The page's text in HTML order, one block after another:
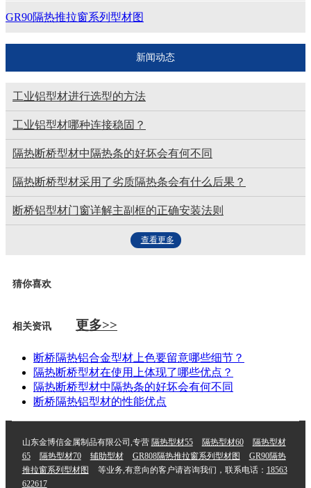
GR90隔热推拉窗系列型材图
新闻动态
工业铝型材进行选型的方法
工业铝型材哪种连接稳固？
隔热断桥型材中隔热条的好坏会有何不同
隔热断桥型材采用了劣质隔热条会有什么后果？
断桥铝型材门窗详解主副框的正确安装法则
查看更多
猜你喜欢
相关资讯 更多>>
断桥隔热铝合金型材上色要留意哪些细节？
隔热断桥型材在使用上体现了哪些优点？
隔热断桥型材中隔热条的好坏会有何不同
断桥隔热铝型材的性能优点
山东金博信金属制品有限公司,专营 隔热型材55 隔热型材60
隔热型材
65
隔热型材70 辅助型材 GR808隔热推拉窗系列型材图
GR90隔热
推拉窗系列型材图
等业务,有意向的客户请咨询我们，联系电话： 18563
622617